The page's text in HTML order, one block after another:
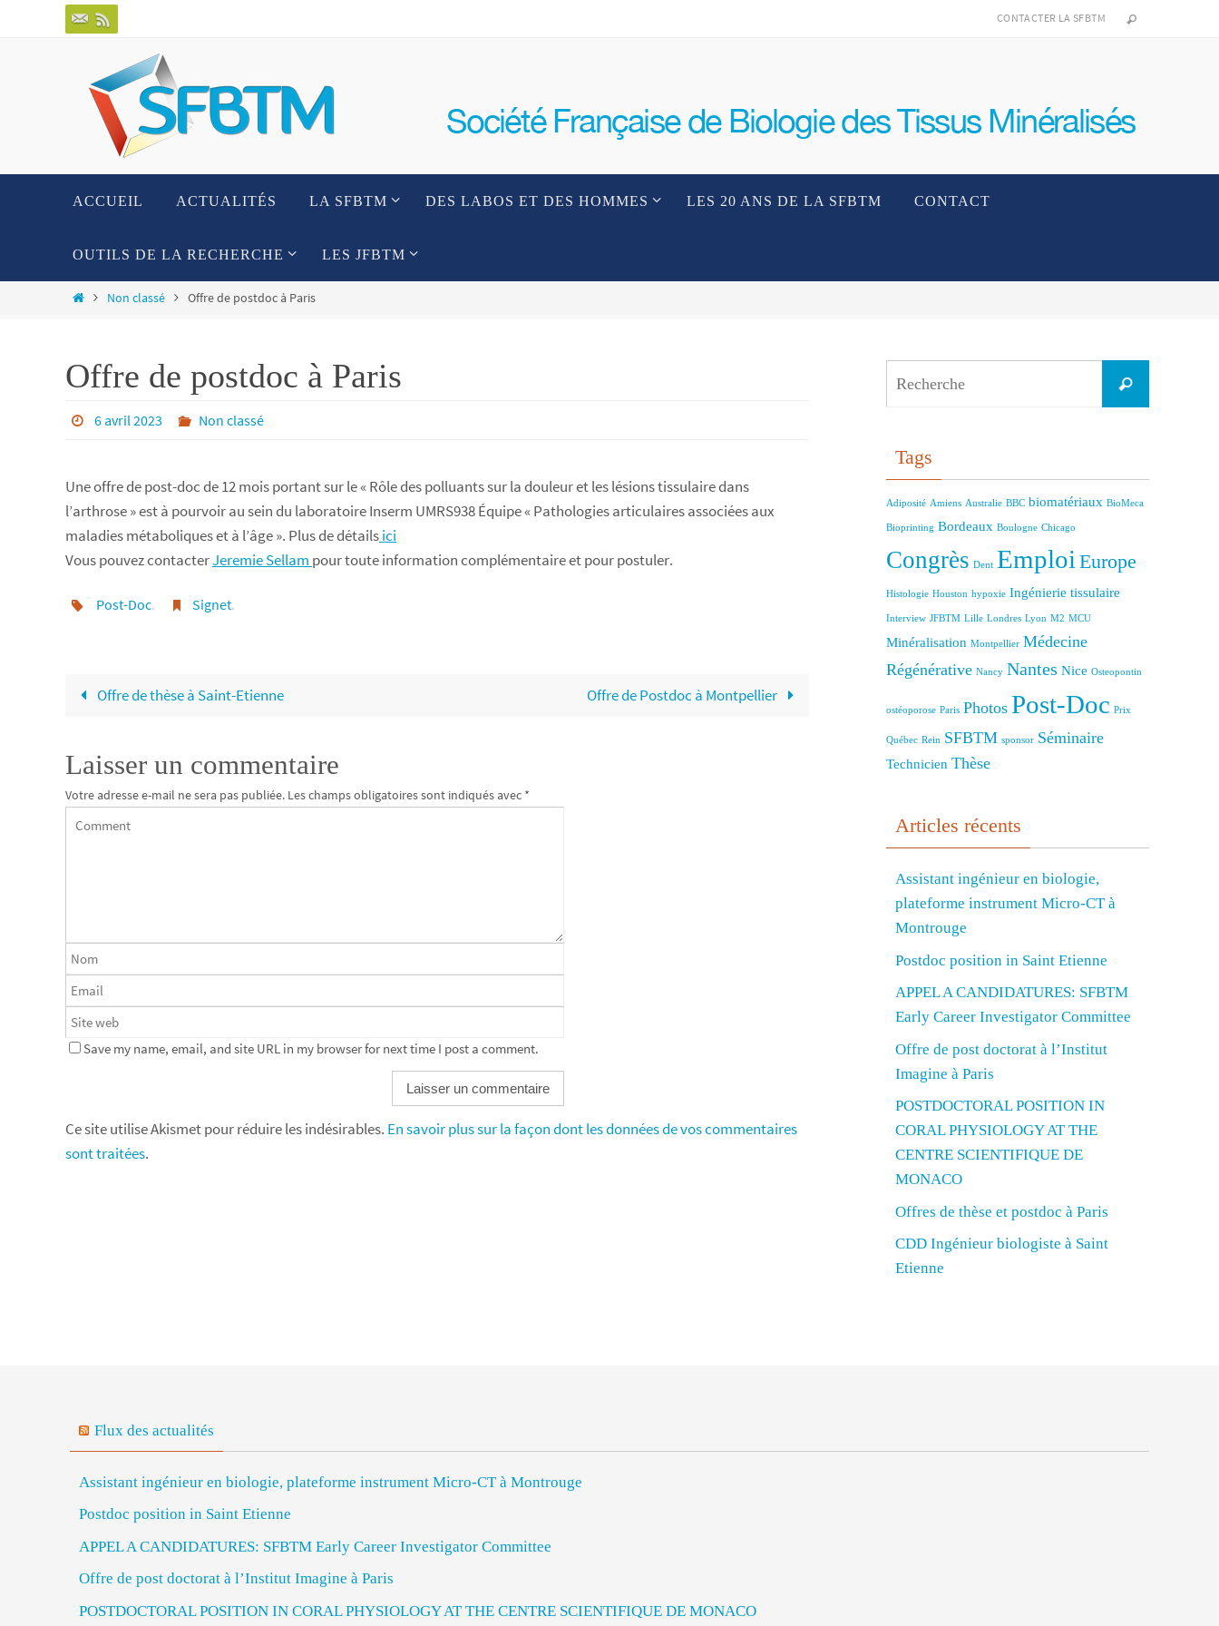
CONTACTER LA SFBTM
ACCUEIL ACTUALITÉS LA SFBTM DES LABOS ET DES HOMMES LES 20 ANS DE LA SFBTM CONTACT
OUTILS DE LA RECHERCHE LES JFBTM
HomeNon classé Offre de postdoc à Paris
Offre de postdoc à Paris
6 avril 2023 Non classé
Une offre de post-doc de 12 mois portant sur le «Rôle des polluants sur la douleur et les lésions tissulaire dans
l’arthrose » est à pourvoirau sein du laboratoire Inserm UMRS938Équipe « Pathologies articulaires associées aux
maladies métaboliques et à l’âge ». Plus de détailsici
Vous pouvez contacterJeremie Sellam pour toute information complémentaire et pour postuler.
Post-Doc. Signet.
Offre de thèse à Saint-Etienne Offre de Postdoc à Montpellier
Laisser un commentaire
Votre adresse e-mail ne sera pas publiée. Les champs obligatoires sont indiqués avec *
Save my name, email, and site URL in my browser for next time I post a comment.
Ce site utilise Akismet pour réduire les indésirables. En savoir plus sur la façon dont les données de vos commentaires
sont traitées.
Recherche
Tags
Adiposité Amiens Australie BBC biomatériaux BioMeca
Bioprinting Bordeaux Boulogne Chicago
Congrès Dent Emploi Europe
Histologie Houston hypoxie Ingénierie tissulaire
Interview JFBTM Lille Londres Lyon M2 MCU
Minéralisation Montpellier Médecine
Régénérative Nancy Nantes Nice Osteopontin
ostéoporose Paris Photos Post-Doc Prix
Québec Rein SFBTM sponsor Séminaire
Technicien Thèse
Articles récents
Assistant ingénieur en biologie,
plateforme instrument Micro-CT à
Montrouge
Postdoc position in Saint Etienne
APPEL A CANDIDATURES: SFBTM
Early Career Investigator Committee
Offre de post doctorat à l’Institut
Imagine à Paris
POSTDOCTORAL POSITION IN
CORAL PHYSIOLOGY AT THE
CENTRE SCIENTIFIQUE DE
MONACO
Offres de thèse et postdoc à Paris
CDD Ingénieur biologiste à Saint
Etienne
Flux des actualités
Assistant ingénieur en biologie, plateforme instrument Micro-CT à Montrouge
Postdoc position in Saint Etienne
APPEL A CANDIDATURES: SFBTM Early Career Investigator Committee
Offre de post doctorat à l’Institut Imagine à Paris
POSTDOCTORAL POSITION IN CORAL PHYSIOLOGY AT THE CENTRE SCIENTIFIQUE DE MONACO